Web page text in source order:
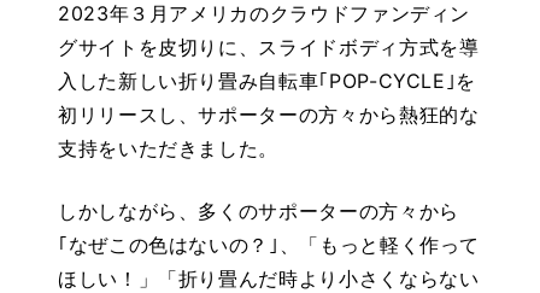
2023年３月アメリカのクラウドファンディン
グサイトを皮切りに、スライドボディ方式を導
入した新しい折り畳み自転車｢POP-CYCLE｣を
初リリースし、サポーターの方々から熱狂的な
支持をいただきました。
しかしながら、多くのサポーターの方々から
｢なぜこの色はないの？｣、「もっと軽く作って
ほしい！」「折り畳んだ時より小さくならない